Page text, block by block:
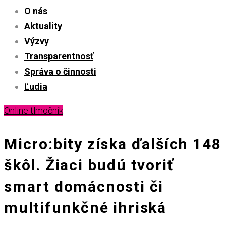
O nás
Aktuality
Výzvy
Transparentnosť
Správa o činnosti
Ľudia
Online tlmočník
Micro:bity získa ďalších 148
škôl. Žiaci budú tvoriť
smart domácnosti či
multifunkčné ihriská